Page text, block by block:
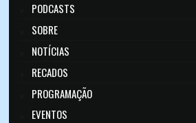
PODCASTS
SOBRE
NOTÍCIAS
RECADOS
PROGRAMAÇÃO
EVENTOS